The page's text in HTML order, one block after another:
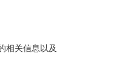
相关信息以及